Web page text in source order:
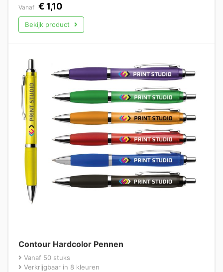
Vanaf € 1,10
Bekijk product
Contour Hardcolor Pennen
Vanaf 50 stuks
Verkrijgbaar in 8 kleuren